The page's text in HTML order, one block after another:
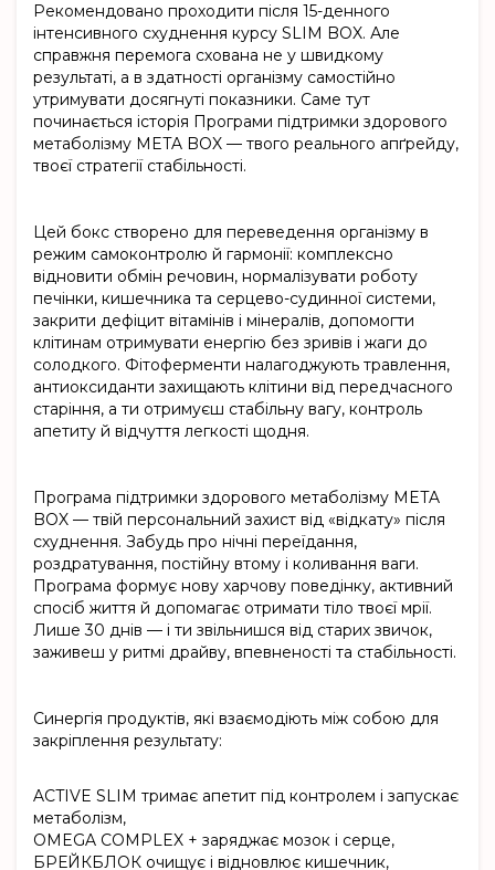
Рекомендовано проходити після 15-денного
інтенсивного схуднення курсу SLIM BOX. Але
справжня перемога схована не у швидкому
результаті, а в здатності організму самостійно
утримувати досягнуті показники. Саме тут
починається історія Програми підтримки здорового
метаболізму META BOX — твого реального апґрейду,
твоєї стратегії стабільності.
Цей бокс створено для переведення організму в
режим самоконтролю й гармонії: комплексно
відновити обмін речовин, нормалізувати роботу
печінки, кишечника та серцево-судинної системи,
закрити дефіцит вітамінів і мінералів, допомогти
клітинам отримувати енергію без зривів і жаги до
солодкого. Фітоферменти налагоджують травлення,
антиоксиданти захищають клітини від передчасного
старіння, а ти отримуєш стабільну вагу, контроль
апетиту й відчуття легкості щодня.
Програма підтримки здорового метаболізму META
BOX — твій персональний захист від «відкату» після
схуднення. Забудь про нічні переїдання,
роздратування, постійну втому і коливання ваги.
Програма формує нову харчову поведінку, активний
спосіб життя й допомагає отримати тіло твоєї мрії.
Лише 30 днів — і ти звільнишся від старих звичок,
заживеш у ритмі драйву, впевненості та стабільності.
Синергія продуктів, які взаємодіють між собою для
закріплення результату:
ACTIVE SLIM тримає апетит під контролем і запускає
метаболізм,
OMEGA COMPLEX + заряджає мозок і серце,
БРЕЙКБЛОК очищує і відновлює кишечник,